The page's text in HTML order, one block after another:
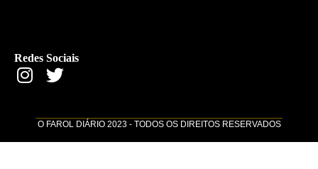
Redes Sociais
O FAROL DIÁRIO 2023 - TODOS OS DIREITOS RESERVADOS